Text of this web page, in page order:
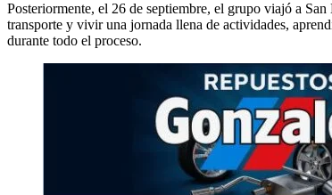
Posteriormente, el 26 de septiembre, el grupo viajó a
transporte y vivir una jornada llena de actividades,
durante todo el proceso.